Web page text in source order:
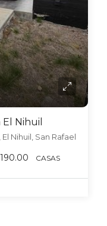
Nihuil
Nihuil, San Rafael
190.00 CASAS